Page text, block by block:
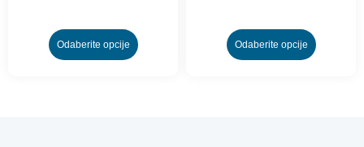
Odaberite opcije Odaberite opcije